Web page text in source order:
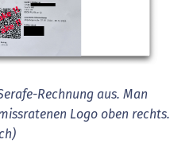
Rechnung aus. Man
Logo oben rechts.